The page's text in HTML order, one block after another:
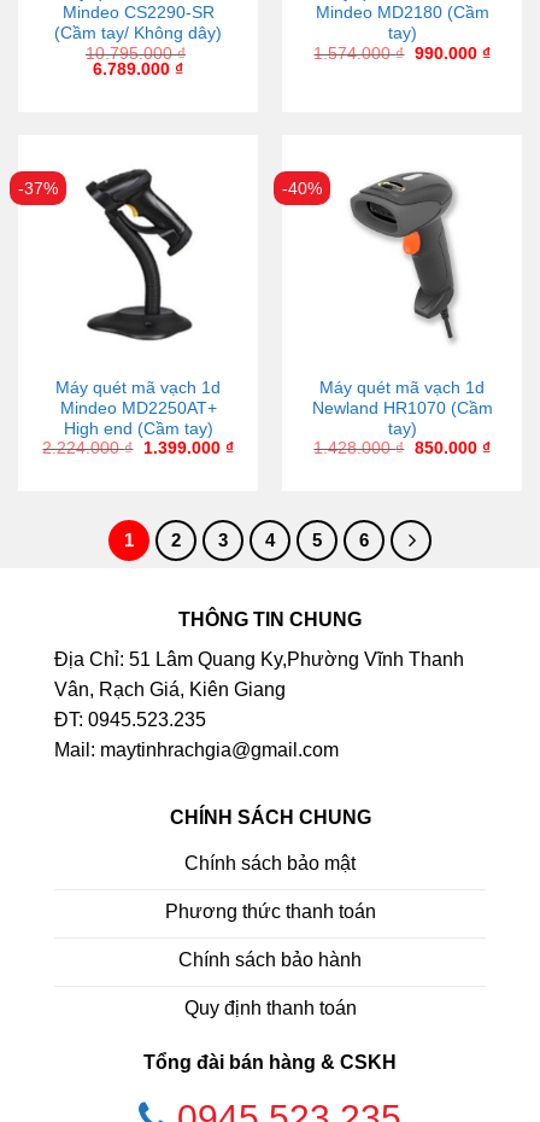
Mindeo CS2290-SR
(Cầm tay/ Không dây)
10.795.000₫
6.789.000 ₫
Mindeo MD2180 (Cầm
tay)
1.574.000₫ 990.000 ₫
-37%
Máy quét mã vạch 1d
Mindeo MD2250AT+
High end (Cầm tay)
2.224.000₫ 1.399.000 ₫
-40%
Máy quét mã vạch 1d
Newland HR1070 (Cầm
tay)
1.428.000₫ 850.000 ₫
1 2 3 4 5 6
THÔNG TIN CHUNG
Địa Chỉ: 51 Lâm Quang Ky,Phường Vĩnh Thanh
Vân, Rạch Giá, Kiên Giang
ĐT: 0945.523.235
Mail: maytinhrachgia@gmail.com
CHÍNH SÁCH CHUNG
Chính sách bảo mật
Phương thức thanh toán
Chính sách bảo hành
Quy định thanh toán
Tổng đài bán hàng & CSKH